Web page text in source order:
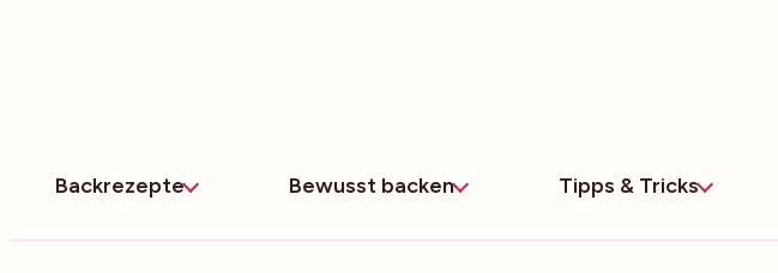
Backrezepte Bewusst backen Tipps & Tricks